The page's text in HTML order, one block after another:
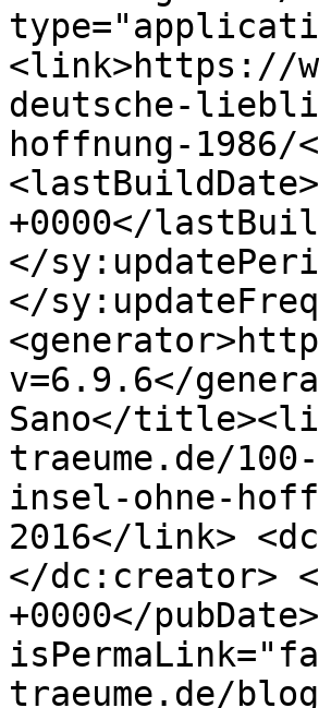
<link>https://
deutsche-
hoffnung-
+0000</
</
</
v=6.9.6</
Sano</
traeume.de/
insel-ohne-
2016</link>
</dc:creator>
+0000</
traeume.de/